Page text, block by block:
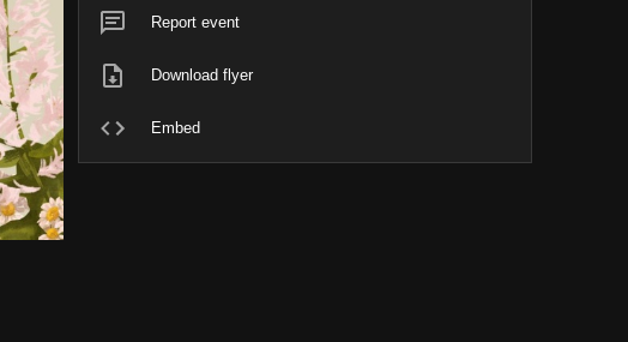
Report event
Download flyer
Embed